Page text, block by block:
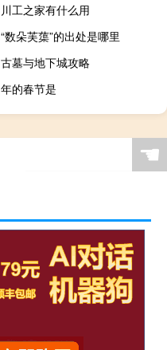
川工之家有什么用
“数朵芙蕖”的出处是哪里
古墓与地下城攻略
年的春节是
☚